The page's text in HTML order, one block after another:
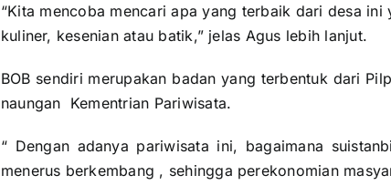
“Kita mencoba mencari apa yang terbaik dari desa ini
kuliner, kesenian atau batik,” jelas Agus lebih lanjut.
BOB sendiri merupakan badan yang terbentuk dari
naungan Kementrian Pariwisata.
“ Dengan adanya pariwisata ini, bagaimana
menerus berkembang , sehingga perekonomian